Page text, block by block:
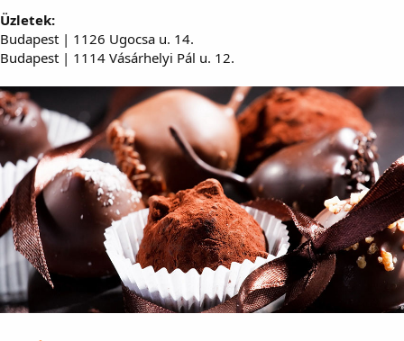
Üzletek:
Budapest | 1126 Ugocsa u. 14.
Budapest | 1114 Vásárhelyi Pál u. 12.